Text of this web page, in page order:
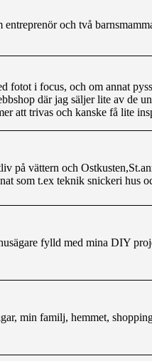
och två
fotot i focus, och om annat
där jag säljer lite av de
att trivas och kanske få lite
på vättern och
som t.ex teknik snickeri hus
fylld med mina DIY
min familj, hemmet,